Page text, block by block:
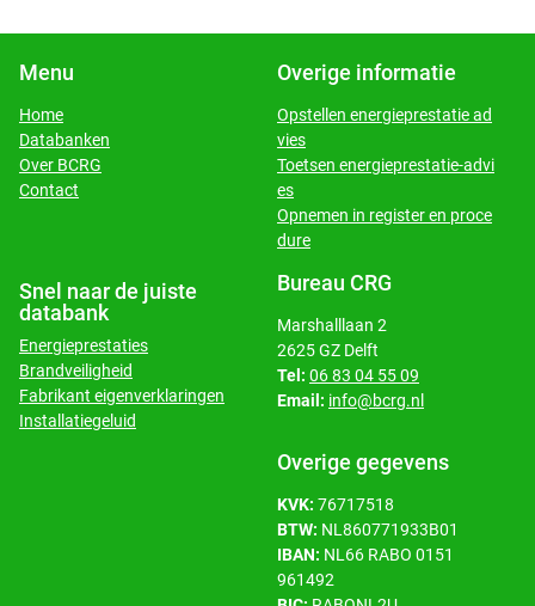
Menu
Home
Databanken
​​​​​​​Over BCRG
​​​​​​​Contact
Overige informatie
Opstellen energieprestatie ad
vies
Toetsen energieprestatie-advi
es
Opnemen in register en proce
dure
Snel naar de juiste
databank
Energieprestaties
Brandveiligheid
Fabrikant eigenverklaringen
Installatiegeluid
Bureau CRG
Marshalllaan 2
2625 GZ Delft
Tel: 06 83 04 55 09
Email: info@bcrg.nl
Overige gegevens
KVK: 76717518
BTW: NL860771933B01
IBAN: NL66 RABO 0151
961492